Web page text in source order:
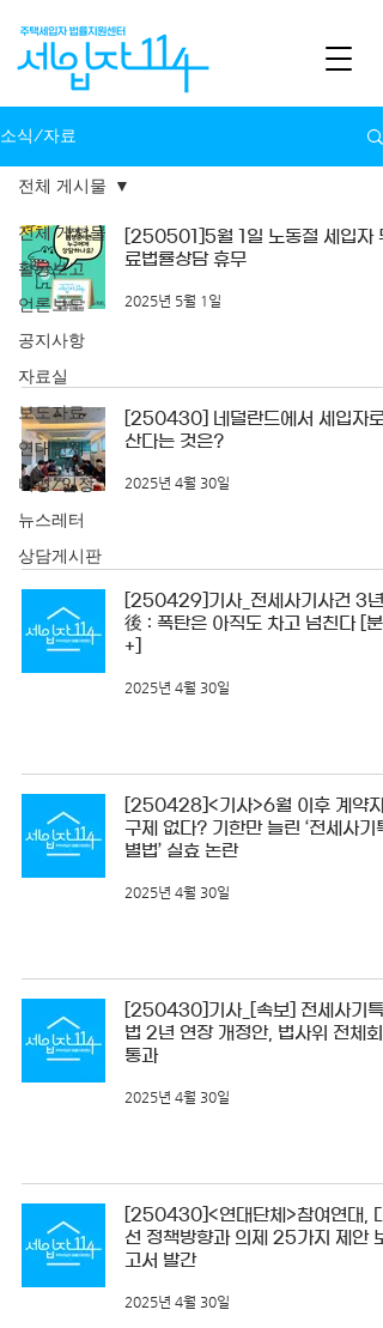
소식/자료
전체 게시물
활동보고
언론보도
공지사항
자료실
보도자료
연대단체
비평/입장
뉴스레터
상담게시판
전체 게시물
[250501]5월 1일 노동절 세입자
료법률상담 휴무
2025년 5월 1일
[250430] 네덜란드에서 세입자로
산다는 것은?
2025년 4월 30일
[250429]기사_전세사기사건 3년
後 : 폭탄은 아직도 차고 넘친다 [분
+]
2025년 4월 30일
[250428]<기사>6월 이후 계약자
구제 없다? 기한만 늘린 ‘전세사기특
별법’ 실효 논란
2025년 4월 30일
[250430]기사_[속보] 전세사기특
법 2년 연장 개정안, 법사위 전체회
통과
2025년 4월 30일
[250430]<연대단체>참여연대, 대
선 정책방향과 의제 25가지 제안 보
고서 발간
2025년 4월 30일